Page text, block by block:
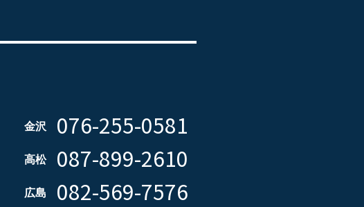
金沢 076-255-0581
高松 087-899-2610
広島 082-569-7576